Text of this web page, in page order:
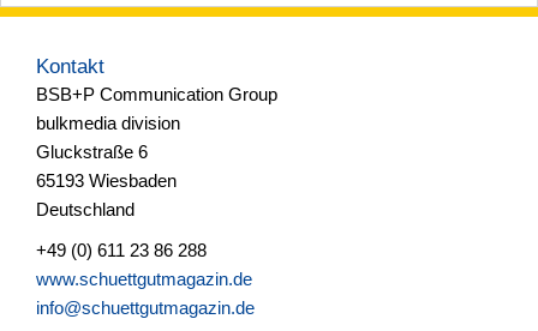
Kontakt
BSB+P Communication Group
bulkmedia division
Gluckstraße 6
65193 Wiesbaden
Deutschland
+49 (0) 611 23 86 288
www.schuettgutmagazin.de
info@schuettgutmagazin.de